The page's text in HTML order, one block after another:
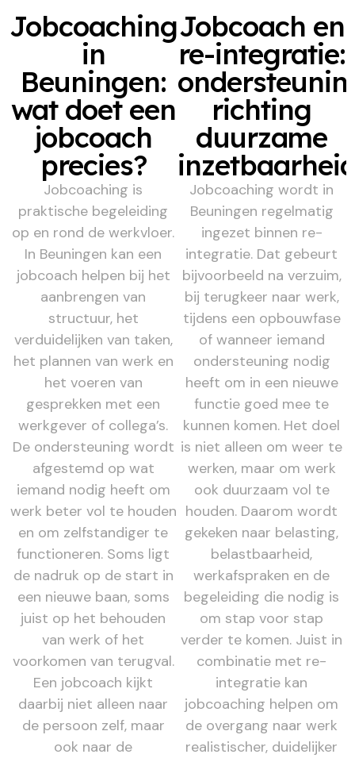
Jobcoaching
in
Beuningen:
wat doet een
jobcoach
precies?
Jobcoaching is
praktische begeleiding
op en rond de werkvloer.
In Beuningen kan een
jobcoach helpen bij het
aanbrengen van
structuur, het
verduidelijken van taken,
het plannen van werk en
het voeren van
gesprekken met een
werkgever of collega’s.
De ondersteuning wordt
afgestemd op wat
iemand nodig heeft om
werk beter vol te houden
en om zelfstandiger te
functioneren. Soms ligt
de nadruk op de start in
een nieuwe baan, soms
juist op het behouden
van werk of het
voorkomen van terugval.
Een jobcoach kijkt
daarbij niet alleen naar
de persoon zelf, maar
ook naar de
Jobcoach en
re-integratie:
richting
duurzame
Jobcoaching wordt in
Beuningen regelmatig
ingezet binnen re-
integratie. Dat gebeurt
bijvoorbeeld na verzuim,
bij terugkeer naar werk,
tijdens een opbouwfase
of wanneer iemand
ondersteuning nodig
heeft om in een nieuwe
functie goed mee te
kunnen komen. Het doel
is niet alleen om weer te
werken, maar om werk
ook duurzaam vol te
houden. Daarom wordt
gekeken naar belasting,
belastbaarheid,
werkafspraken en de
begeleiding die nodig is
om stap voor stap
verder te komen. Juist in
combinatie met re-
integratie kan
jobcoaching helpen om
de overgang naar werk
realistischer, duidelijker